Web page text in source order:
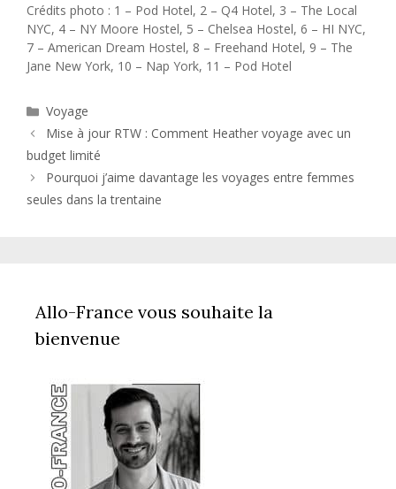
Crédits photo : 1 – Pod Hotel, 2 – Q4 Hotel, 3 – The Local
NYC, 4 – NY Moore Hostel, 5 – Chelsea Hostel, 6 – HI NYC,
7 – American Dream Hostel, 8 – Freehand Hotel, 9 – The
Jane New York, 10 – Nap York, 11 – Pod Hotel
Catégories
Voyage
Mise à jour RTW : Comment Heather voyage avec un
budget limité
Pourquoi j’aime davantage les voyages entre femmes
seules dans la trentaine
Allo-France vous souhaite la
bienvenue